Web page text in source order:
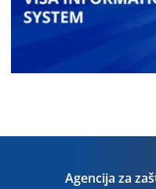
Agencija za